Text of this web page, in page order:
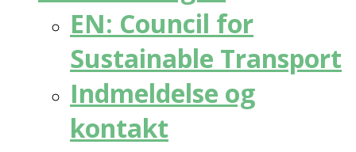
EN: Council for
Sustainable Transport
Indmeldelse og
kontakt